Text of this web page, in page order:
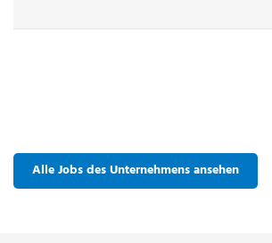
Alle Jobs des Unternehmens ansehen